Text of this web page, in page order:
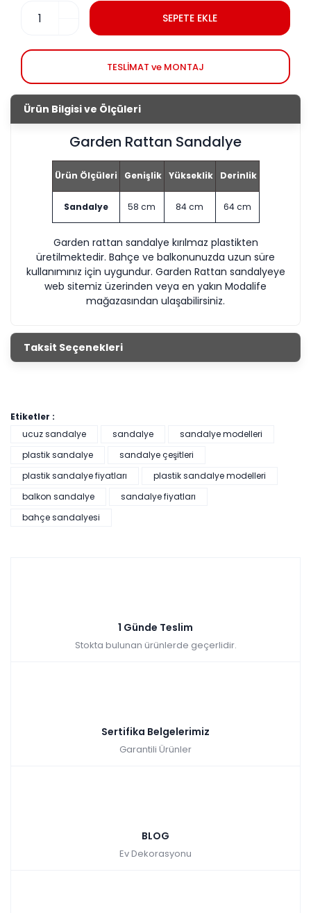
SEPETE EKLE
TESLİMAT ve MONTAJ
Ürün Bilgisi ve Ölçüleri
Garden Rattan Sandalye
Ürün Ölçüleri Genişlik Yükseklik Derinlik
Sandalye 58 cm 84 cm 64 cm
Garden rattan sandalye kırılmaz plastikten
üretilmektedir. Bahçe ve balkonunuzda uzun süre
kullanımınız için uygundur. Garden Rattan sandalyeye
web sitemiz üzerinden veya en yakın Modalife
mağazasından ulaşabilirsiniz.
Taksit Seçenekleri
Etiketler :
ucuz sandalye
sandalye
sandalye modelleri
plastik sandalye
sandalye çeşitleri
plastik sandalye fiyatları
plastik sandalye modelleri
balkon sandalye
sandalye fiyatları
bahçe sandalyesi
1 Günde Teslim
Stokta bulunan ürünlerde geçerlidir.
Sertifika Belgelerimiz
Garantili Ürünler
BLOG
Ev Dekorasyonu